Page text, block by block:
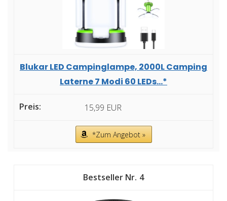
Blukar LED Campinglampe, 2000L Camping
Laterne 7 Modi 60 LEDs...*
15,99 EUR
*Zum Angebot »
4